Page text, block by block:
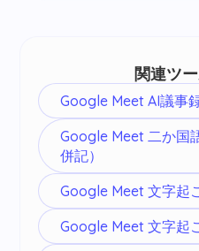
関連ツ
Google Meet AI議事
Google Meet 二か国
併記）
Google Meet 文字起
Google Meet 文字起